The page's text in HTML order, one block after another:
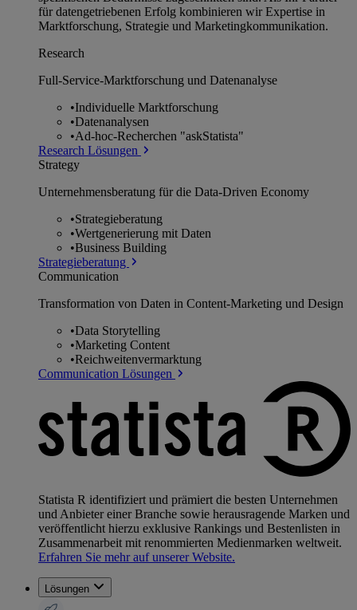
für datengetriebenen Erfolg kombinieren wir Expertise in
Marktforschung, Strategie und Marketingkommunikation.
Research
Full-Service-Marktforschung und Datenanalyse
•Individuelle Marktforschung
•Datenanalysen
•Ad-hoc-Recherchen "askStatista"
Research Lösungen
Strategy
Unternehmens­beratung für die Data-Driven Economy
•Strategieberatung
•Wertgenerierung mit Daten
•Business Building
Strategieberatung
Communication
Transformation von Daten in Content-Marketing und Design
•Data Storytelling
•Marketing Content
•Reichweitenvermarktung
Communication Lösungen
Statista R identifiziert und prämiert die besten Unternehmen
und Anbieter einer Branche sowie herausragende Marken und
veröffentlicht hierzu exklusive Rankings und Bestenlisten in
Zusammenarbeit mit renommierten Medienmarken weltweit.
Erfahren Sie mehr auf unserer Website.
Lösungen